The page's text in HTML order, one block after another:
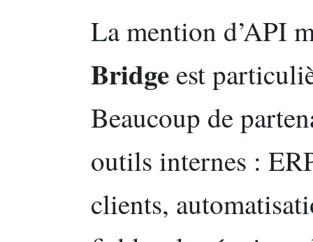
La mention d’API
Bridge est
Beaucoup de
outils internes :
clients,